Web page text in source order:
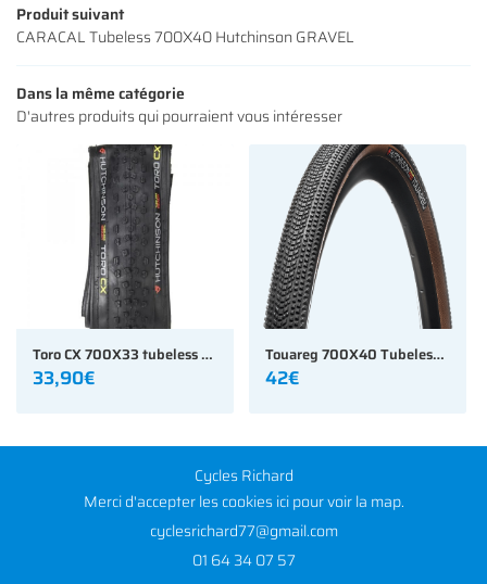
CONTACT
Produit suivant
CARACAL Tubeless 700X40 Hutchinson GRAVEL
Dans la même catégorie
D'autres produits qui pourraient vous intéresser
Toro CX 700X33 tubeless HUTCHINSON
33,90€
Touareg 700X40 Tubeless Ready Reinforced-Flancs Beiges Tan HUTCHINSON GRAVEL
42€
Cycles Richard
Merci d'accepter les cookiesicipour voir la map.
01 64 34 07 57